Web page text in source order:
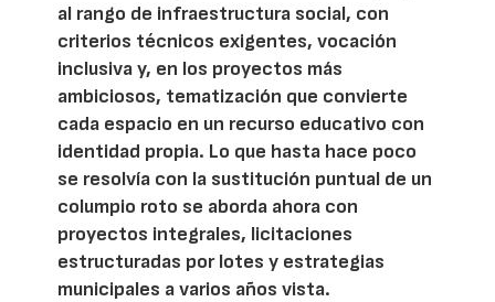
al rango de infraestructura social, con
criterios técnicos exigentes, vocación
inclusiva y, en los proyectos más
ambiciosos, tematización que convierte
cada espacio en un recurso educativo con
identidad propia. Lo que hasta hace poco
se resolvía con la sustitución puntual de un
columpio roto se aborda ahora con
proyectos integrales, licitaciones
estructuradas por lotes y estrategias
municipales a varios años vista.